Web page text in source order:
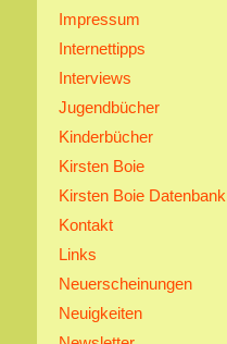
Impressum
Internettipps
Interviews
Jugendbücher
Kinderbücher
Kirsten Boie
Kirsten Boie Datenbank
Kontakt
Links
Neuerscheinungen
Neuigkeiten